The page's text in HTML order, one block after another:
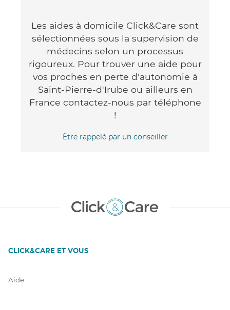
Les aides à domicile Click&Care sont
sélectionnées sous la supervision de
médecins selon un processus
rigoureux. Pour trouver une aide pour
vos proches en perte d'autonomie à
Saint-Pierre-d'Irube ou ailleurs en
France contactez-nous par téléphone
!
Être rappelé par un conseiller
CLICK&CARE ET VOUS
Aide